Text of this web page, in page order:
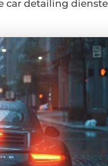
car detailing